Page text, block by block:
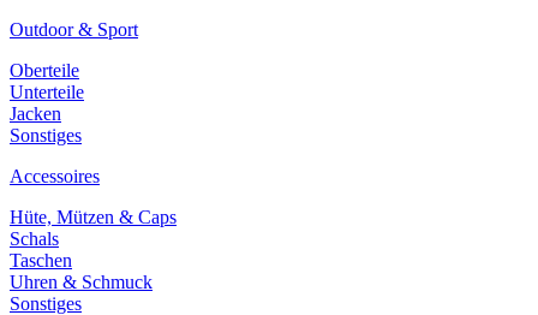
Outdoor & Sport
Oberteile
Unterteile
Jacken
Sonstiges
Accessoires
Hüte, Mützen & Caps
Schals
Taschen
Uhren & Schmuck
Sonstiges